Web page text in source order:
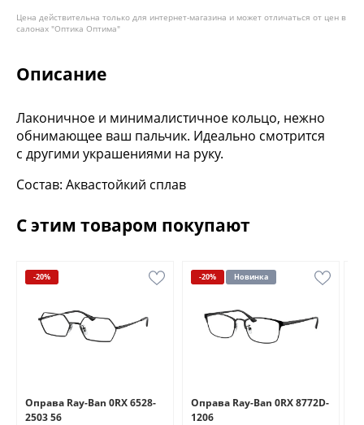
Цена действительна только для интернет-магазина и может отличаться от цен в
салонах "Оптика Оптима"
Описание
Лаконичное и минималистичное кольцо, нежно
обнимающее ваш пальчик. Идеально смотрится
с другими украшениями на руку.
Состав: Аквастойкий сплав
С этим товаром покупают
-20%
Оправа Ray-Ban 0RX 6528-
2503 56
-20% Новинка
Оправа Ray-Ban 0RX 8772D-
1206